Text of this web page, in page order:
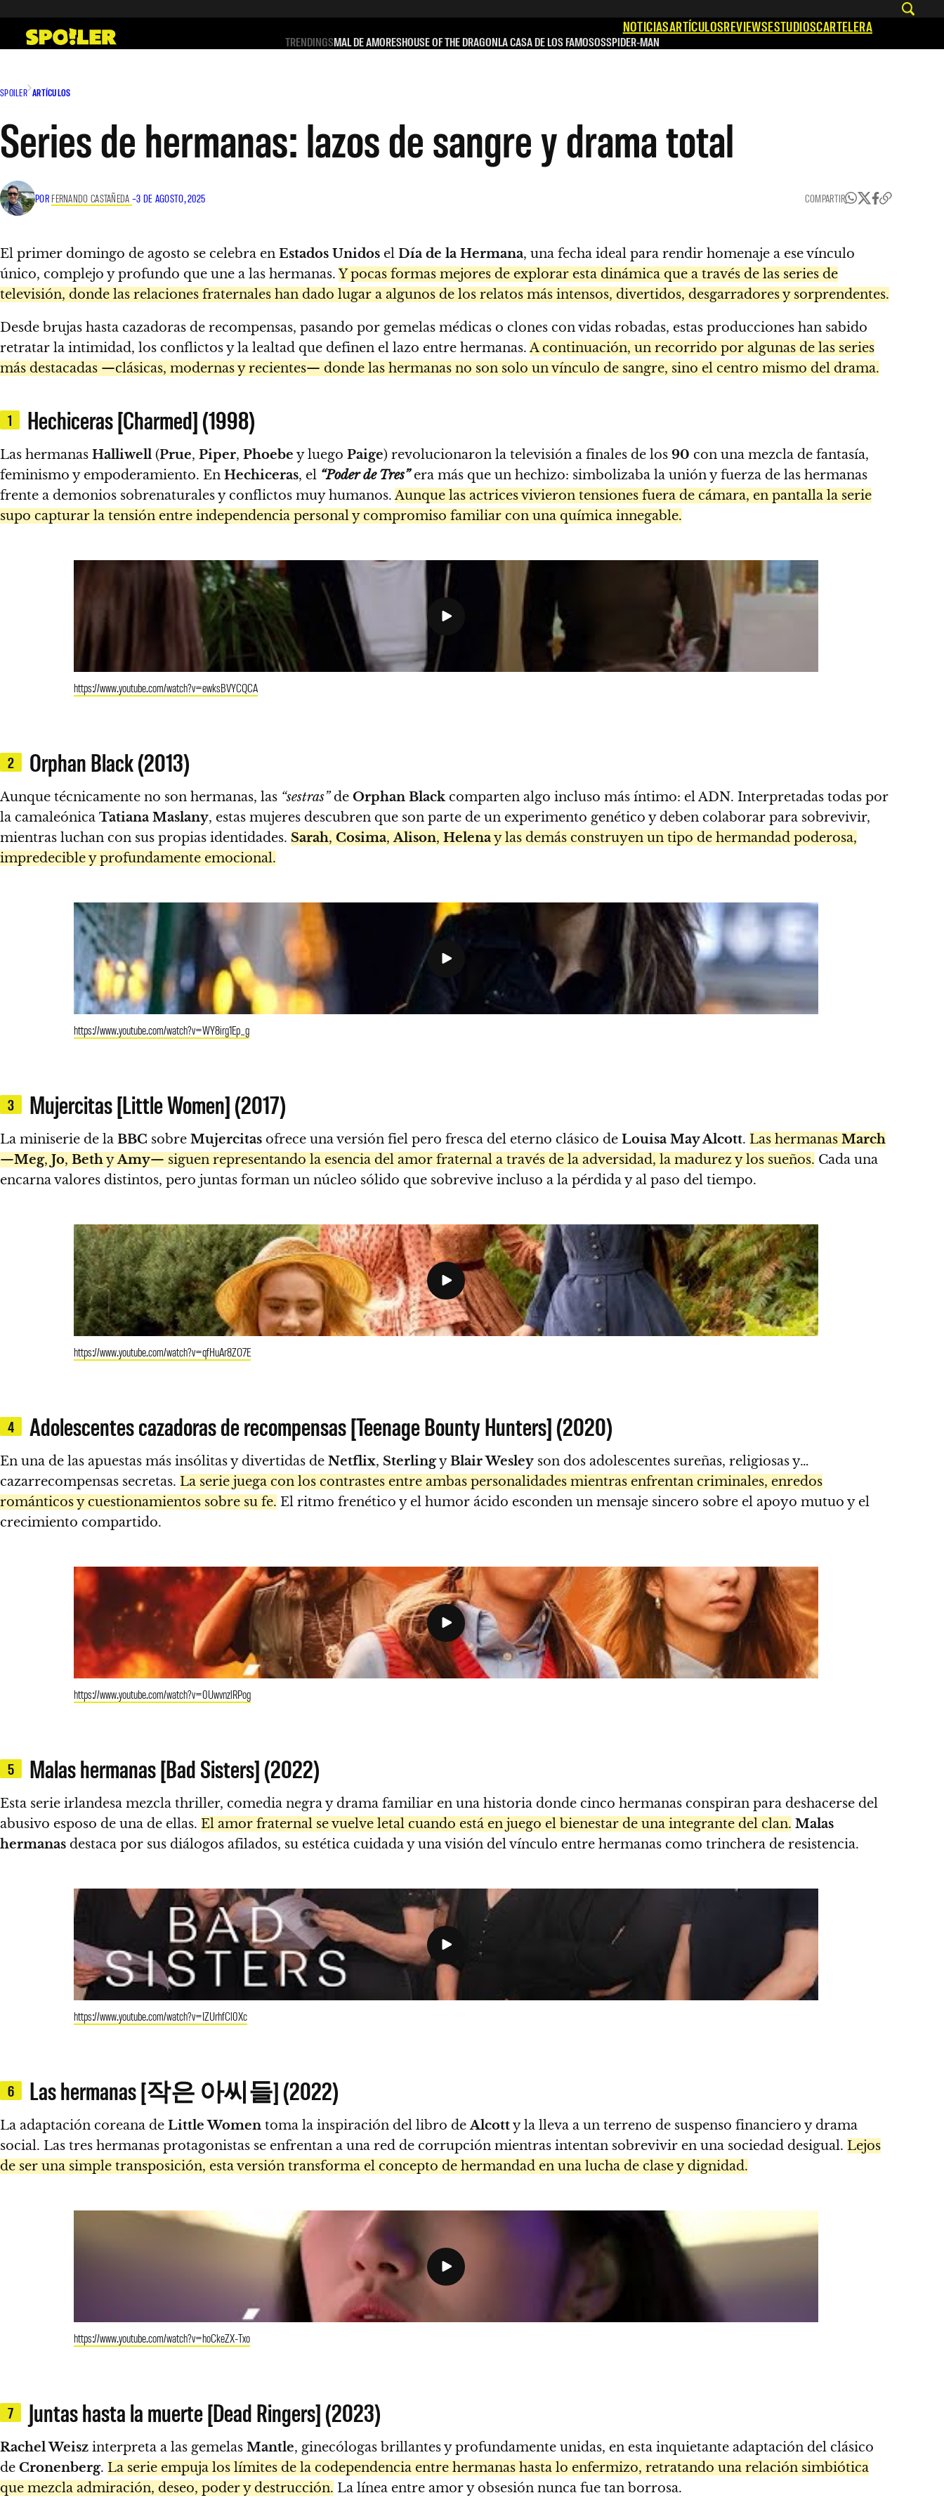
contenido
NOTICIASARTÍCULOSREVIEWSESTUDIOSCARTELERA
TRENDINGSMAL DE AMORESHOUSE OF THE DRAGONLA CASA DE LOS FAMOSOSSPIDER-MAN
SPOILER ARTÍCULOS
Series de hermanas: lazos de sangre y drama total
POR FERNANDO CASTAÑEDA –3 DE AGOSTO, 2025 COMPARTIR
El primer domingo de agosto se celebra en Estados Unidos el Día de la Hermana, una fecha ideal para rendir homenaje a ese vínculo
único, complejo y profundo que une a las hermanas. Y pocas formas mejores de explorar esta dinámica que a través de las series de
televisión, donde las relaciones fraternales han dado lugar a algunos de los relatos más intensos, divertidos, desgarradores y sorprendentes.
Desde brujas hasta cazadoras de recompensas, pasando por gemelas médicas o clones con vidas robadas, estas producciones han sabido
retratar la intimidad, los conflictos y la lealtad que definen el lazo entre hermanas. A continuación, un recorrido por algunas de las series
más destacadas —clásicas, modernas y recientes— donde las hermanas no son solo un vínculo de sangre, sino el centro mismo del drama.
1 Hechiceras [Charmed] (1998)
Las hermanas Halliwell (Prue, Piper, Phoebe y luego Paige) revolucionaron la televisión a finales de los 90 con una mezcla de fantasía,
feminismo y empoderamiento. En Hechiceras, el “Poder de Tres”era más que un hechizo: simbolizaba la unión y fuerza de las hermanas
frente a demonios sobrenaturales y conflictos muy humanos. Aunque las actrices vivieron tensiones fuera de cámara, en pantalla la serie
supo capturar la tensión entre independencia personal y compromiso familiar con una química innegable.
https://www.youtube.com/watch?v=ewksBVYCQCA
2 Orphan Black (2013)
Aunque técnicamente no son hermanas, las “sestras”de Orphan Black comparten algo incluso más íntimo: el ADN. Interpretadas todas por
la camaleónica Tatiana Maslany, estas mujeres descubren que son parte de un experimento genético y deben colaborar para sobrevivir,
mientras luchan con sus propias identidades. Sarah, Cosima,Alison, Helenay las demás construyen un tipo de hermandad poderosa,
impredecible y profundamente emocional.
https://www.youtube.com/watch?v=WY8irg1Ep_g
3 Mujercitas [Little Women] (2017)
La miniserie de la BBC sobre Mujercitas ofrece una versión fiel pero fresca del eterno clásico de Louisa May Alcott. Las hermanas March
—Meg, Jo, BethyAmy— siguen representando la esencia del amor fraternal a través de la adversidad, la madurez y los sueños. Cada una
encarna valores distintos, pero juntas forman un núcleo sólido que sobrevive incluso a la pérdida y al paso del tiempo.
https://www.youtube.com/watch?v=qfHuAr8ZO7E
4 Adolescentes cazadoras de recompensas [Teenage Bounty Hunters] (2020)
En una de las apuestas más insólitas y divertidas de Netflix, SterlingyBlair Wesley son dos adolescentes sureñas, religiosas y…
cazarrecompensas secretas. La serie juega con los contrastes entre ambas personalidades mientras enfrentan criminales, enredos
románticos y cuestionamientos sobre su fe. El ritmo frenético y el humor ácido esconden un mensaje sincero sobre el apoyo mutuo y el
crecimiento compartido.
https://www.youtube.com/watch?v=0UwvnzlRPog
5 Malas hermanas [Bad Sisters] (2022)
Esta serie irlandesa mezcla thriller, comedia negra y drama familiar en una historia donde cinco hermanas conspiran para deshacerse del
abusivo esposo de una de ellas. El amor fraternal se vuelve letal cuando está en juego el bienestar de una integrante del clan. Malas
hermanas destaca por sus diálogos afilados, su estética cuidada y una visión del vínculo entre hermanas como trinchera de resistencia.
https://www.youtube.com/watch?v=IZUrhfCl0Xc
6 Las hermanas [작은 아씨들] (2022)
La adaptación coreana de Little Women toma la inspiración del libro deAlcotty la lleva a un terreno de suspenso financiero y drama
social. Las tres hermanas protagonistas se enfrentan a una red de corrupción mientras intentan sobrevivir en una sociedad desigual. Lejos
de ser una simple transposición, esta versión transforma el concepto de hermandad en una lucha de clase y dignidad.
https://www.youtube.com/watch?v=hoCkeZX-Txo
7 Juntas hasta la muerte [Dead Ringers] (2023)
Rachel Weisz interpreta a las gemelas Mantle, ginecólogas brillantes y profundamente unidas, en esta inquietante adaptación del clásico
de Cronenberg. La serie empuja los límites de la codependencia entre hermanas hasta lo enfermizo, retratando una relación simbiótica
que mezcla admiración, deseo, poder y destrucción. La línea entre amor y obsesión nunca fue tan borrosa.